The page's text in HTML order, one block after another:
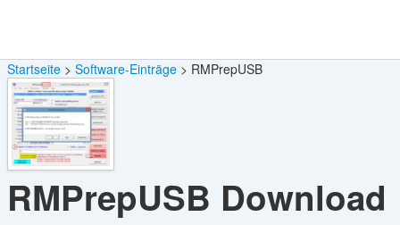
Startseite Software-Einträge RMPrepUSB
RMPrepUSB Download